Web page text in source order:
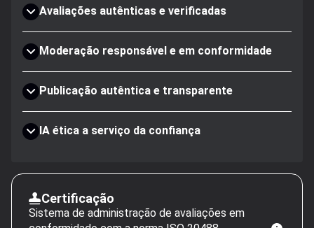
Avaliações autênticas e verificadas
Moderação responsável e em conformidade
Publicação autêntica e transparente
IA ética a serviço da confiança
Certificação
Sistema de administração de avaliações em